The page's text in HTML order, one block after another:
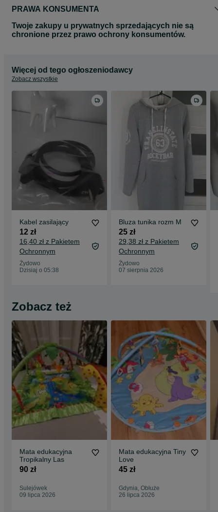
PRAWA KONSUMENTA
Twoje zakupy u prywatnych sprzedających nie są
chronione przez prawo ochrony konsumentów.
Więcej od tego ogłoszeniodawcy
Zobacz wszystkie
Kabel zasilający
12 zł
16,40 zł z Pakietem
Ochronnym
Żydowo
Dzisiaj o 05:38
Bluza tunika rozm M
25 zł
29,38 zł z Pakietem
Ochronnym
Żydowo
07 sierpnia 2026
Zobacz też
Mata edukacyjna
Tropikalny Las
90 zł
Sulejówek
09 lipca 2026
Mata edukacyjna Tiny
Love
45 zł
Gdynia, Obłuże
26 lipca 2026